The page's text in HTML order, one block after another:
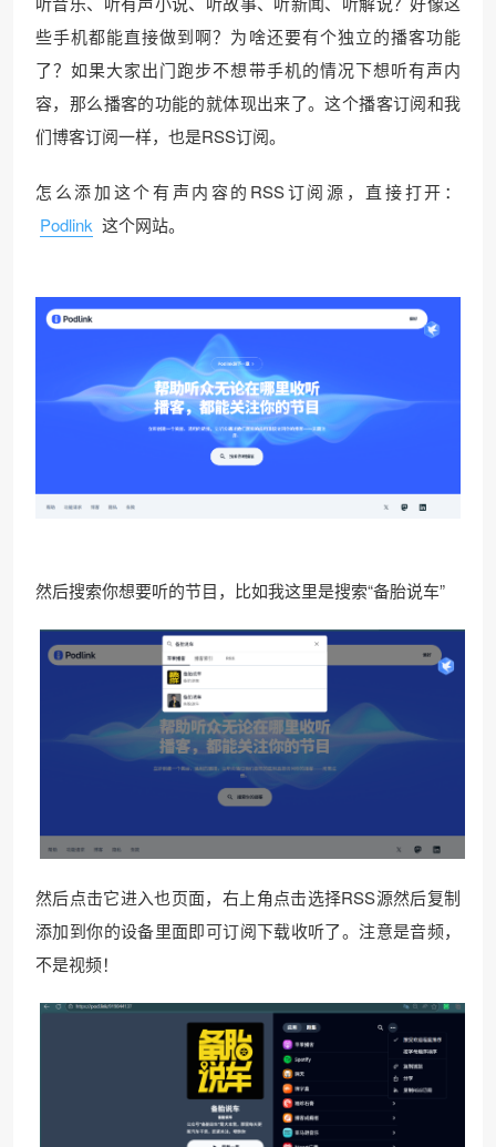
些手机都能直接做到啊？为啥还要有个独立的播客功能
了？如果大家出门跑步不想带手机的情况下想听有声内
容，那么播客的功能的就体现出来了。这个播客订阅和我
们博客订阅一样，也是RSS订阅。
怎么添加这个有声内容的RSS订阅源，直接打开：
Podlink 这个网站。
然后搜索你想要听的节目，比如我这里是搜索“备胎说车”
然后点击它进入也页面，右上角点击选择RSS源然后复制
添加到你的设备里面即可订阅下载收听了。注意是音频，
不是视频！